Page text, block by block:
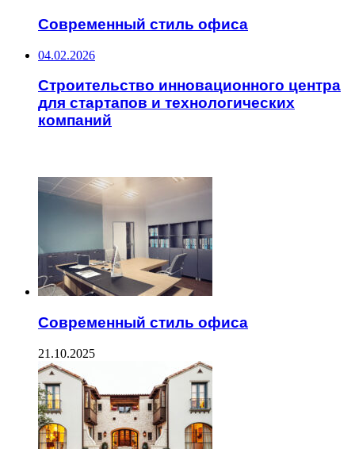
Современный стиль офиса
04.02.2026
Строительство инновационного центра
для стартапов и технологических
компаний
Современный стиль офиса
21.10.2025